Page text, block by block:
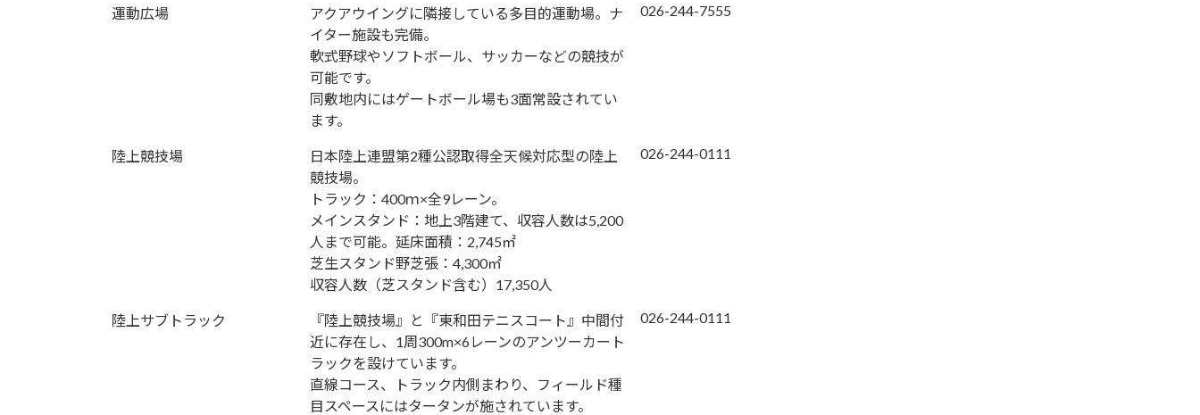
運動広場
アクアウイングに隣接している多目的運動場。ナ
イター施設も完備。
軟式野球やソフトボール、サッカーなどの競技が
可能です。
同敷地内にはゲートボール場も3面常設されてい
ます。
026-244-7555
陸上競技場
日本陸上連盟第2種公認取得全天候対応型の陸上
競技場。
トラック：400ｍ×全9レーン。
メインスタンド：地上3階建て、収容人数は5,200
人まで可能。延床面積：2,745㎡
芝生スタンド野芝張：4,300㎡
収容人数（芝スタンド含む）17,350人
026-244-0111
陸上サブトラック
『陸上競技場』と『東和田テニスコート』中間付
近に存在し、1周300m×6レーンのアンツーカート
ラックを設けています。
直線コース、トラック内側まわり、フィールド種
目スペースにはタータンが施されています。
026-244-0111